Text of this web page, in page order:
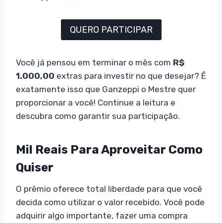
QUERO PARTICIPAR
Você já pensou em terminar o mês com R$
1.000,00 extras para investir no que desejar? É
exatamente isso que Ganzeppi o Mestre quer
proporcionar a você! Continue a leitura e
descubra como garantir sua participação.
Mil Reais Para Aproveitar Como
Quiser
O prêmio oferece total liberdade para que você
decida como utilizar o valor recebido. Você pode
adquirir algo importante, fazer uma compra